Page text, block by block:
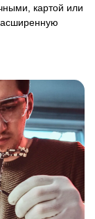
картой или